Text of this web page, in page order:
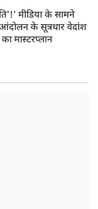
मीडिया के सामने
के सूत्रधार वेदांश
मास्टरप्लान